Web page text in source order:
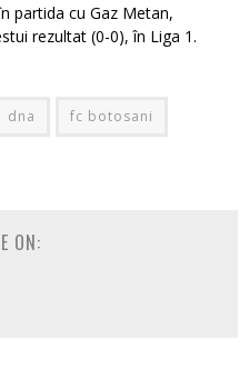
partida cu Gaz Metan,
rezultat (0-0), în Liga 1.
dna fc botosani
ON: